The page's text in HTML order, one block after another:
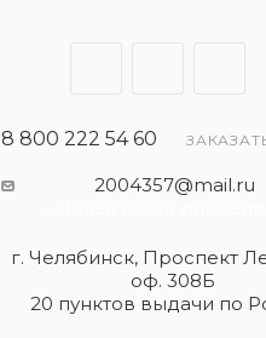
8 800 222 54 60
2004357@mail.ru
г. Челябинск, Проспект
оф. 308Б
20 пунктов выдачи по